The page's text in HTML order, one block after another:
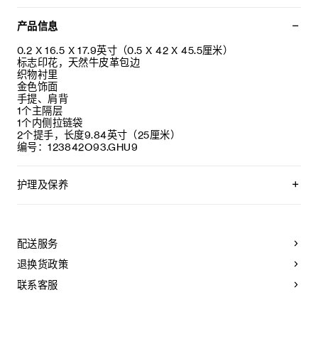
产品信息
0.2 X 16.5 X 17.9英寸（0.5 X 42 X 45.5厘米）
标志印花，天然牛皮革包边
织物衬里
金色饰面
手提、肩背
1个主隔层
1个内侧拉链袋
2个提手，长度9.84英寸（25厘米）
编号：123842O93.GHU9
护理及保养
建议您：
- 防止潮湿；避免接触液体、护手霜、洗手液、化妆品及香水。
如果您的手袋不慎接触到水或上述物质，请用干燥且不带绒毛
的浅色吸水布轻轻擦拭；
配送服务
退换货政策
联系客服